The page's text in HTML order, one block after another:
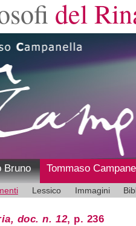
del
Bruno Tommaso
Lessico Immagini
doc. n. 12, p. 236